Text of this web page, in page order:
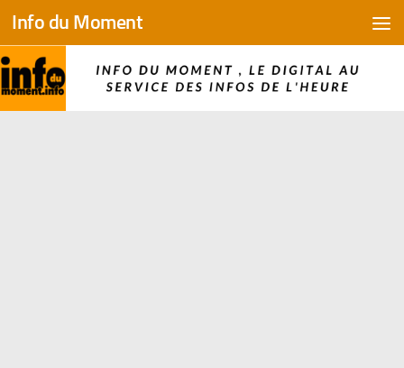
Skip to content
Info du Moment